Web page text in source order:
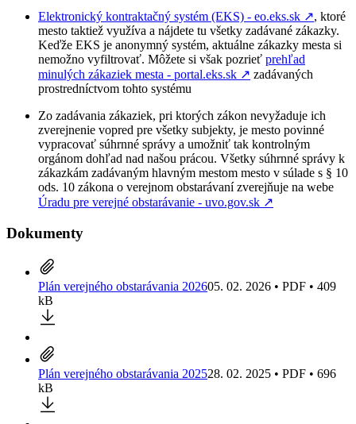
Elektronický kontraktačný systém (EKS) - eo.eks.sk ↗︎, ktoré
mesto taktiež využíva a nájdete tu všetky zadávané zákazky.
Keďže EKS je anonymný systém, aktuálne zákazky mesta si
nemožno vyfiltrovať. Môžete si však pozrieť prehľad
minulých zákaziek mesta - portal.eks.sk ↗︎ zadávaných
prostredníctvom tohto systému
Zo zadávania zákaziek, pri ktorých zákon nevyžaduje ich
zverejnenie vopred pre všetky subjekty, je mesto povinné
vypracovať súhrnné správy a umožniť tak kontrolným
orgánom dohľad nad našou prácou. Všetky súhrnné správy k
zákazkám zadávaným hlavným mestom mesto v súlade s § 10
ods. 10 zákona o verejnom obstarávaní zverejňuje na webe
Úradu pre verejné obstarávanie - uvo.gov.sk ↗︎
Dokumenty
Plán verejného obstarávania 202605. 02. 2026 • PDF • 409
kB
Plán verejného obstarávania 202528. 02. 2025 • PDF • 696
kB